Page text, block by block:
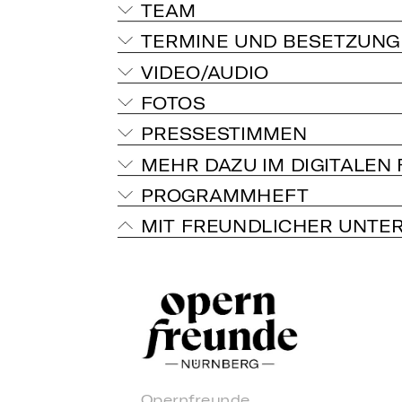
TEAM
TERMINE UND BESETZUNG
VIDEO/AUDIO
FOTOS
PRESSESTIMMEN
MEHR DAZU IM DIGITALEN
PROGRAMMHEFT
MIT FREUNDLICHER